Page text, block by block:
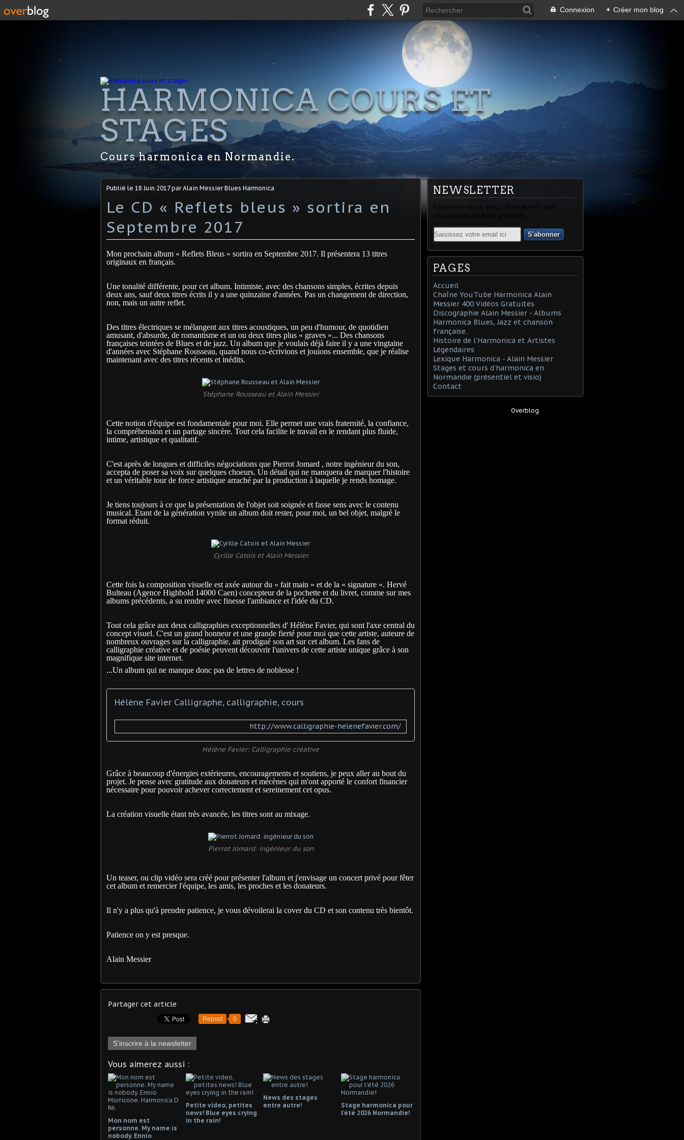
Connexion + Créer mon blog
HARMONICA COURS ET
STAGES
Cours harmonica en Normandie.
Publié le 18 Juin 2017par Alain Messier Blues Harmonica
Le CD « Reflets bleus » sortira en
Septembre 2017
Mon prochain album « Reflets Bleus » sortira en Septembre 2017. Il présentera 13 titres
originaux en français.
Une tonalité différente, pour cet album. Intimiste, avec des chansons simples, écrites depuis
deux ans, sauf deux titres écrits il y a une quinzaine d'années. Pas un changement de direction,
non, mais un autre reflet.
Des titres électriques se mélangent aux titres acoustiques, un peu d'humour, de quotidien
amusant, d'absurde, de romantisme et un ou deux titres plus « graves »... Des chansons
françaises teintées de Blues et de jazz. Un album que je voulais déjà faire il y a une vingtaine
d'années avec Stéphane Rousseau, quand nous co-écrivions et jouions ensemble, que je réalise
maintenant avec des titres récents et inédits.
Stéphane Rousseau et Alain Messier
Cette notion d'équipe est fondamentale pour moi. Elle permet une vrais fraternité, la confiance,
la compréhension et un partage sincère. Tout cela facilite le travail en le rendant plus fluide,
intime, artistique et qualitatif.
C'est après de longues et difficiles négociations que Pierrot Jomard , notre ingénieur du son,
accepta de poser sa voix sur quelques choeurs. Un détail qui ne manquera de marquer l'histoire
et un véritable tour de force artistique arraché par la production à laquelle je rends homage.
Je tiens toujours à ce que la présentation de l'objet soit soignée et fasse sens avec le contenu
musical. Etant de la génération vynile un album doit rester, pour moi, un bel objet, malgrè le
format réduit.
Cyrille Catois et Alain Messier
Cette fois la composition visuelle est axée autour du « fait main » et de la « signature ». Hervé
Bulteau (Agence Highbold 14000 Caen) concepteur de la pochette et du livret, comme sur mes
albums précédents, a su rendre avec finesse l'ambiance et l'idée du CD.
Tout cela grâce aux deux calligraphies exceptionnelles d' Hélène Favier, qui sont l'axe central du
concept visuel. C'est un grand honneur et une grande fierté pour moi que cette artiste, auteure de
nombreux ouvrages sur la calligraphie, ait prodigué son art sur cet album. Les fans de
calligraphie créative et de poésie peuvent découvrir l'univers de cette artiste unique grâce à son
magnifique site internet.
...Un album qui ne manque donc pas de lettres de noblesse !
Hélène Favier Calligraphe, calligraphie, cours
http://www.calligraphie-helenefavier.com/
Hélène Favier: Calligraphie créative
Grâce à beaucoup d'énergies extérieures, encouragements et soutiens, je peux aller au bout du
projet. Je pense avec gratitude aux donateurs et mécènes qui m'ont apporté le confort financier
nécessaire pour pouvoir achever correctement et sereinement cet opus.
La création visuelle étant très avancée, les titres sont au mixage.
Pierrot Jomard: ingénieur du son
Un teaser, ou clip vidéo sera créé pour présenter l'album et j'envisage un concert privé pour fêter
cet album et remercier l'équipe, les amis, les proches et les donateurs.
Il n'y a plus qu'à prendre patience, je vous dévoilerai la cover du CD et son contenu très bientôt.
Patience on y est presque.
Alain Messier
Partager cet article
Repost 0
S'inscrire à la newsletter
Vous aimerez aussi :
Mon nom est
personne. My name is
nobody. Ennio
Petite video, petites
news! Blue eyes crying
in the rain!
News des stages
entre autre!
Stage harmonica pour
l'été 2026 Normandie!
NEWSLETTER
Email
PAGES
Accueil
Chaîne YouTube Harmonica Alain
Messier 400 Vidéos Gratuites
Discographie Alain Messier - Albums
Harmonica Blues, Jazz et chanson
française.
Histoire de l'Harmonica et Artistes
Légendaires
Lexique Harmonica - Alain Messier
Stages et cours d’harmonica en
Normandie (présentiel et visio)
Contact
Overblog